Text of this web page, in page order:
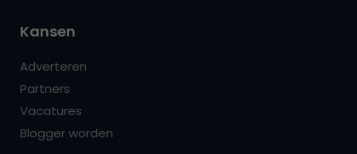
Kansen
Adverteren
Partners
Vacatures
Blogger worden